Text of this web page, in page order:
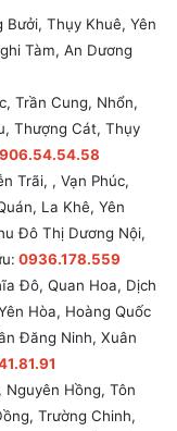
Thụy Khuê, Yên
Tàm, An Dương
Trần Cung, Nhổn,
Thượng Cát, Thụy
Trãi, , Vạn Phúc,
La Khê, Yên
Đô Thị Dương Nội,
0936.178.559
Đô, Quan Hoa, Dịch
Hòa, Hoàng Quốc
Đăng Ninh, Xuân
Nguyên Hồng, Tôn
Trường Chinh,